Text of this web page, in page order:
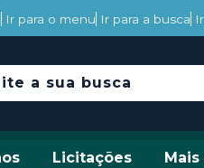
Ir para o menu Ir para a busca
Licitações